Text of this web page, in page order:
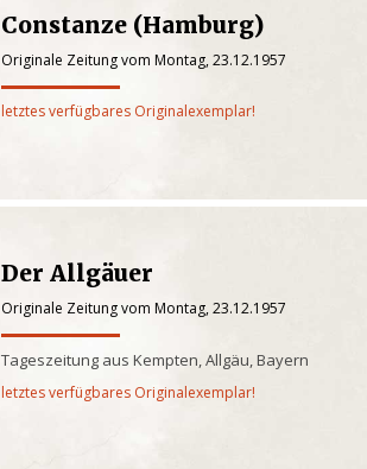
Constanze (Hamburg)
Originale Zeitung vom Montag, 23.12.1957
letztes verfügbares Originalexemplar!
Der Allgäuer
Originale Zeitung vom Montag, 23.12.1957
Tageszeitung aus Kempten, Allgäu, Bayern
letztes verfügbares Originalexemplar!